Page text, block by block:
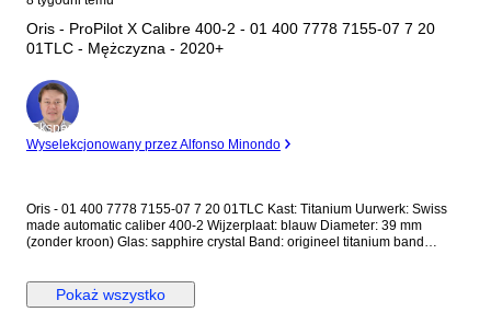
Oris - ProPilot X Calibre 400-2 - 01 400 7778 7155-07 7 20
01TLC - Mężczyzna - 2020+
Ekspert
Wyselekcjonowany przez Alfonso Minondo
Oris - 01 400 7778 7155-07 7 20 01TLC Kast: Titanium Uurwerk: Swiss
made automatic caliber 400-2 Wijzerplaat: blauw Diameter: 39 mm
(zonder kroon) Glas: sapphire crystal Band: origineel titanium band
12/2025) + echtheidscertificaat van "de Horlogemeesters" Verzending: dit
horloge wordt aangetekend en verzekerd verstuurd (DHL-express).
Pokaż wszystko